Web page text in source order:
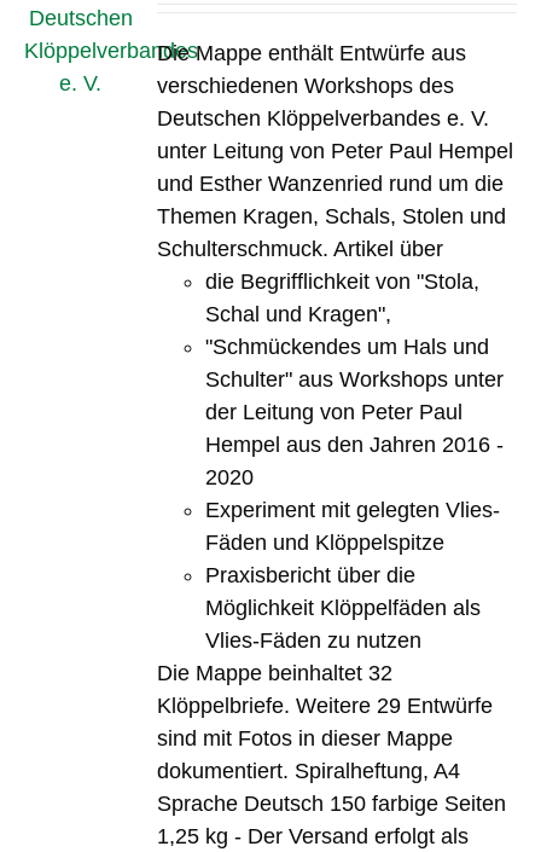
Die Mappe enthält Entwürfe aus
verschiedenen Workshops des
Deutschen Klöppelverbandes e. V.
unter Leitung von Peter Paul Hempel
und Esther Wanzenried rund um die
Themen Kragen, Schals, Stolen und
Schulterschmuck. Artikel über
die Begrifflichkeit von "Stola,
Schal und Kragen",
"Schmückendes um Hals und
Schulter" aus Workshops unter
der Leitung von Peter Paul
Hempel aus den Jahren 2016 -
2020
Experiment mit gelegten Vlies-
Fäden und Klöppelspitze
Praxisbericht über die
Möglichkeit Klöppelfäden als
Vlies-Fäden zu nutzen
Die Mappe beinhaltet 32
Klöppelbriefe. Weitere 29 Entwürfe
sind mit Fotos in dieser Mappe
dokumentiert. Spiralheftung, A4
Sprache Deutsch 150 farbige Seiten
1,25 kg - Der Versand erfolgt als